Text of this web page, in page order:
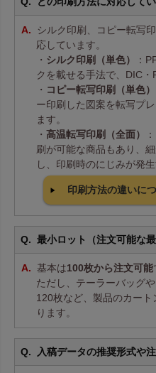
シルク印刷、コピー転写
応しています。
・ シルク印刷（単色）
：
クを載せる手法で、DIC・
・ コピー転写印刷（単色）
ー印刷した図案を転写プ
ます。
・ 高温転写印刷（全面）
刷が可能な商品もあり、
し、印刷時のにじみが発
印刷方法の違いに
最小ロット（注文可能な
基本は100枚から注文可能
ただし、テーラーバッグ
120枚など、製品のカー
ります。
入稿データの推奨形式や